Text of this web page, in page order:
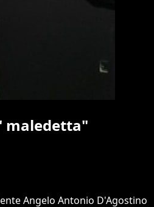
maledetta"
Angelo Antonio D'Agostino